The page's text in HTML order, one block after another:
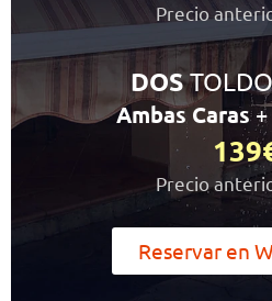
Precio
DOS
Ambas Caras+
Precio
Reservar en